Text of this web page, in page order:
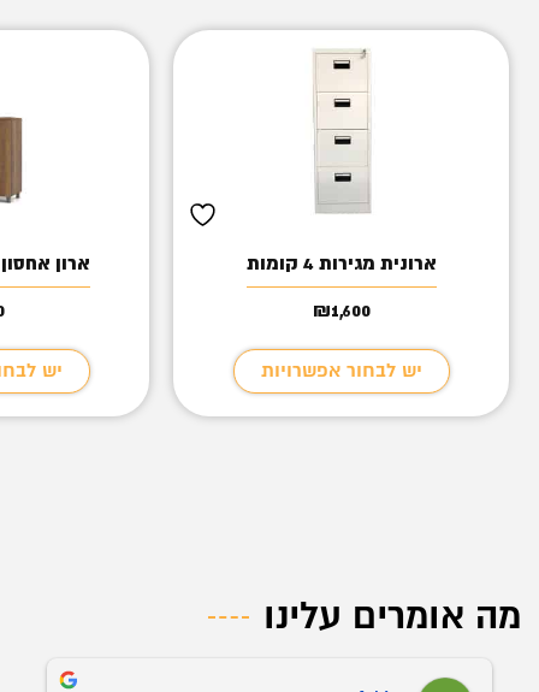
ארונית מגירות 4 קומות
₪1,600
יש לבחור אפשרויות
ארון
יש
מה אומרים עלינו